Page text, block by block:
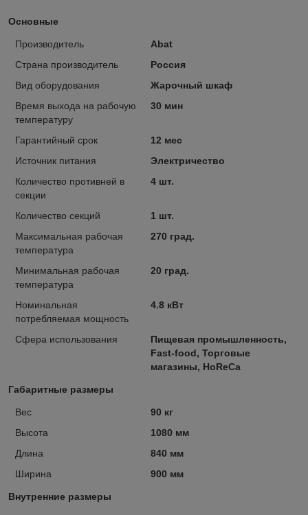
Основные
Производитель
Abat
Страна производитель
Россия
Вид оборудования
Жарочный шкаф
Время выхода на рабочую
температуру
30 мин
Гарантийный срок
12 мес
Источник питания
Электричество
Количество противней в
секции
4 шт.
Количество секций
1 шт.
Максимальная рабочая
температура
270 град.
Минимальная рабочая
температура
20 град.
Номинальная
потребляемая мощность
4.8 кВт
Сфера использования
Пищевая промышленность,
Fast-food, Торговые
магазины, HoReCa
Габаритные размеры
Вес
90 кг
Высота
1080 мм
Длина
840 мм
Ширина
900 мм
Внутренние размеры